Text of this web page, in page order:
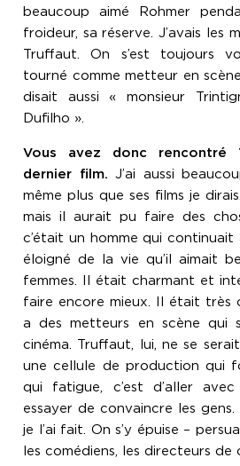
beaucoup aimé Rohmer
froideur, sa réserve. J’avais les
Truffaut. On s’est toujours
tourné comme metteur en
disait aussi « monsieur
Dufilho ».
Vous avez donc rencontré
dernier film. J’ai aussi
même plus que ses films je
mais il aurait pu faire des
c’était un homme qui continuait
éloigné de la vie qu’il aimait
femmes. Il était charmant et
faire encore mieux. Il était très
a des metteurs en scène qui
cinéma. Truffaut, lui, ne se
une cellule de production qui
qui fatigue, c’est d’aller
essayer de convaincre les
je l’ai fait. On s’y épuise –
les comédiens, les directeurs de